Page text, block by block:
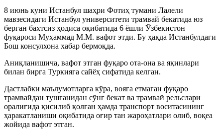
8 июнь куни Истанбул шаҳри Фотиҳ тумани Лалели
мавзесидаги Истанбул университети трамвай бекатида юз
берган бахтсиз ҳодиса оқибатида 6 ёшли Ўзбекистон
фуқароси Муҳаммад М.М. вафот этди. Бу ҳақда Истанбулдаги
Бош консулхона хабар бермоқда.
Аниқланишича, вафот этган фуқаро ота-она ва яқинлари
билан бирга Туркияга сайёҳ сифатида келган.
Дастлабки маълумотларга кўра, вояга етмаган фуқаро
трамвайдан тушганидан сўнг бекат ва трамвай рельслари
оралиғида қисилиб қолган ҳамда транспорт воситасининг
ҳаракатланиши оқибатида оғир тан жароҳатлари олиб, воқеа
жойида вафот этган.